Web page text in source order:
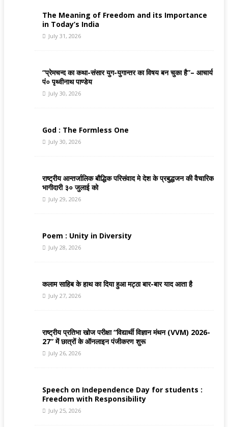
The Meaning of Freedom and its Importance
in Today’s India
July 31, 2026
“प्रेमचन्द का कथा-संसार युग-युगान्तर का विषय बन चुका है”– आचार्य
पं० पृथ्वीनाथ पाण्डेय
July 30, 2026
God : The Formless One
July 30, 2026
राष्ट्रीय आन्तर्जालिक बौद्धिक परिसंवाद मे देश के प्रबुद्धजन की वैचारिक
भागीदारी ३० जुलाई को
July 29, 2026
Poem : Unity in Diversity
July 28, 2026
कलाम साहिब के हाथ का दिया हुआ मट्ठा बार-बार याद आता है
July 27, 2026
राष्ट्रीय प्रतिभा खोज परीक्षा “विद्यार्थी विज्ञान मंथन (VVM) 2026-
27” में छात्रों के ऑनलाइन पंजीकरण शुरू
July 26, 2026
Speech on Independence Day for students :
Freedom with Responsibility
July 25, 2026